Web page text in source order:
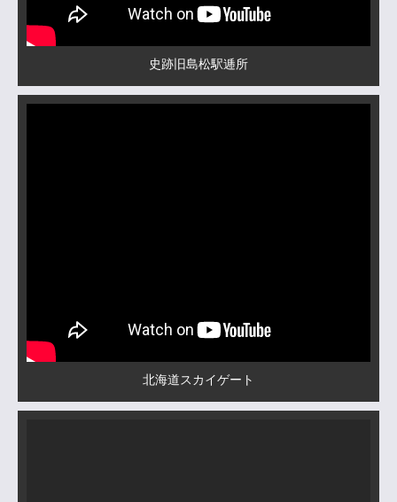
史跡旧島松駅逓所
北海道スカイゲート